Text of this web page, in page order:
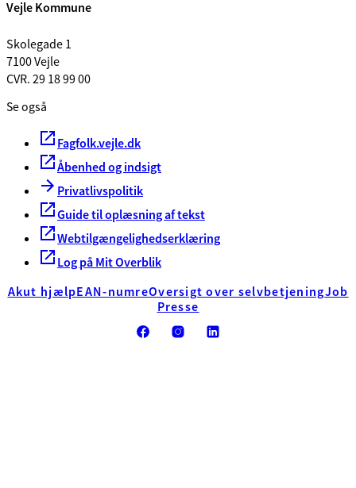
Vejle Kommune
Skolegade 1
7100 Vejle
CVR. 29 18 99 00
Se også
Fagfolk.vejle.dk
Åbenhed og indsigt
Privatlivspolitik
Guide til oplæsning af tekst
Webtilgængelighedserklæring
Log på Mit Overblik
Akut hjælpEAN-numreOversigt over selvbetjeningJob
Presse